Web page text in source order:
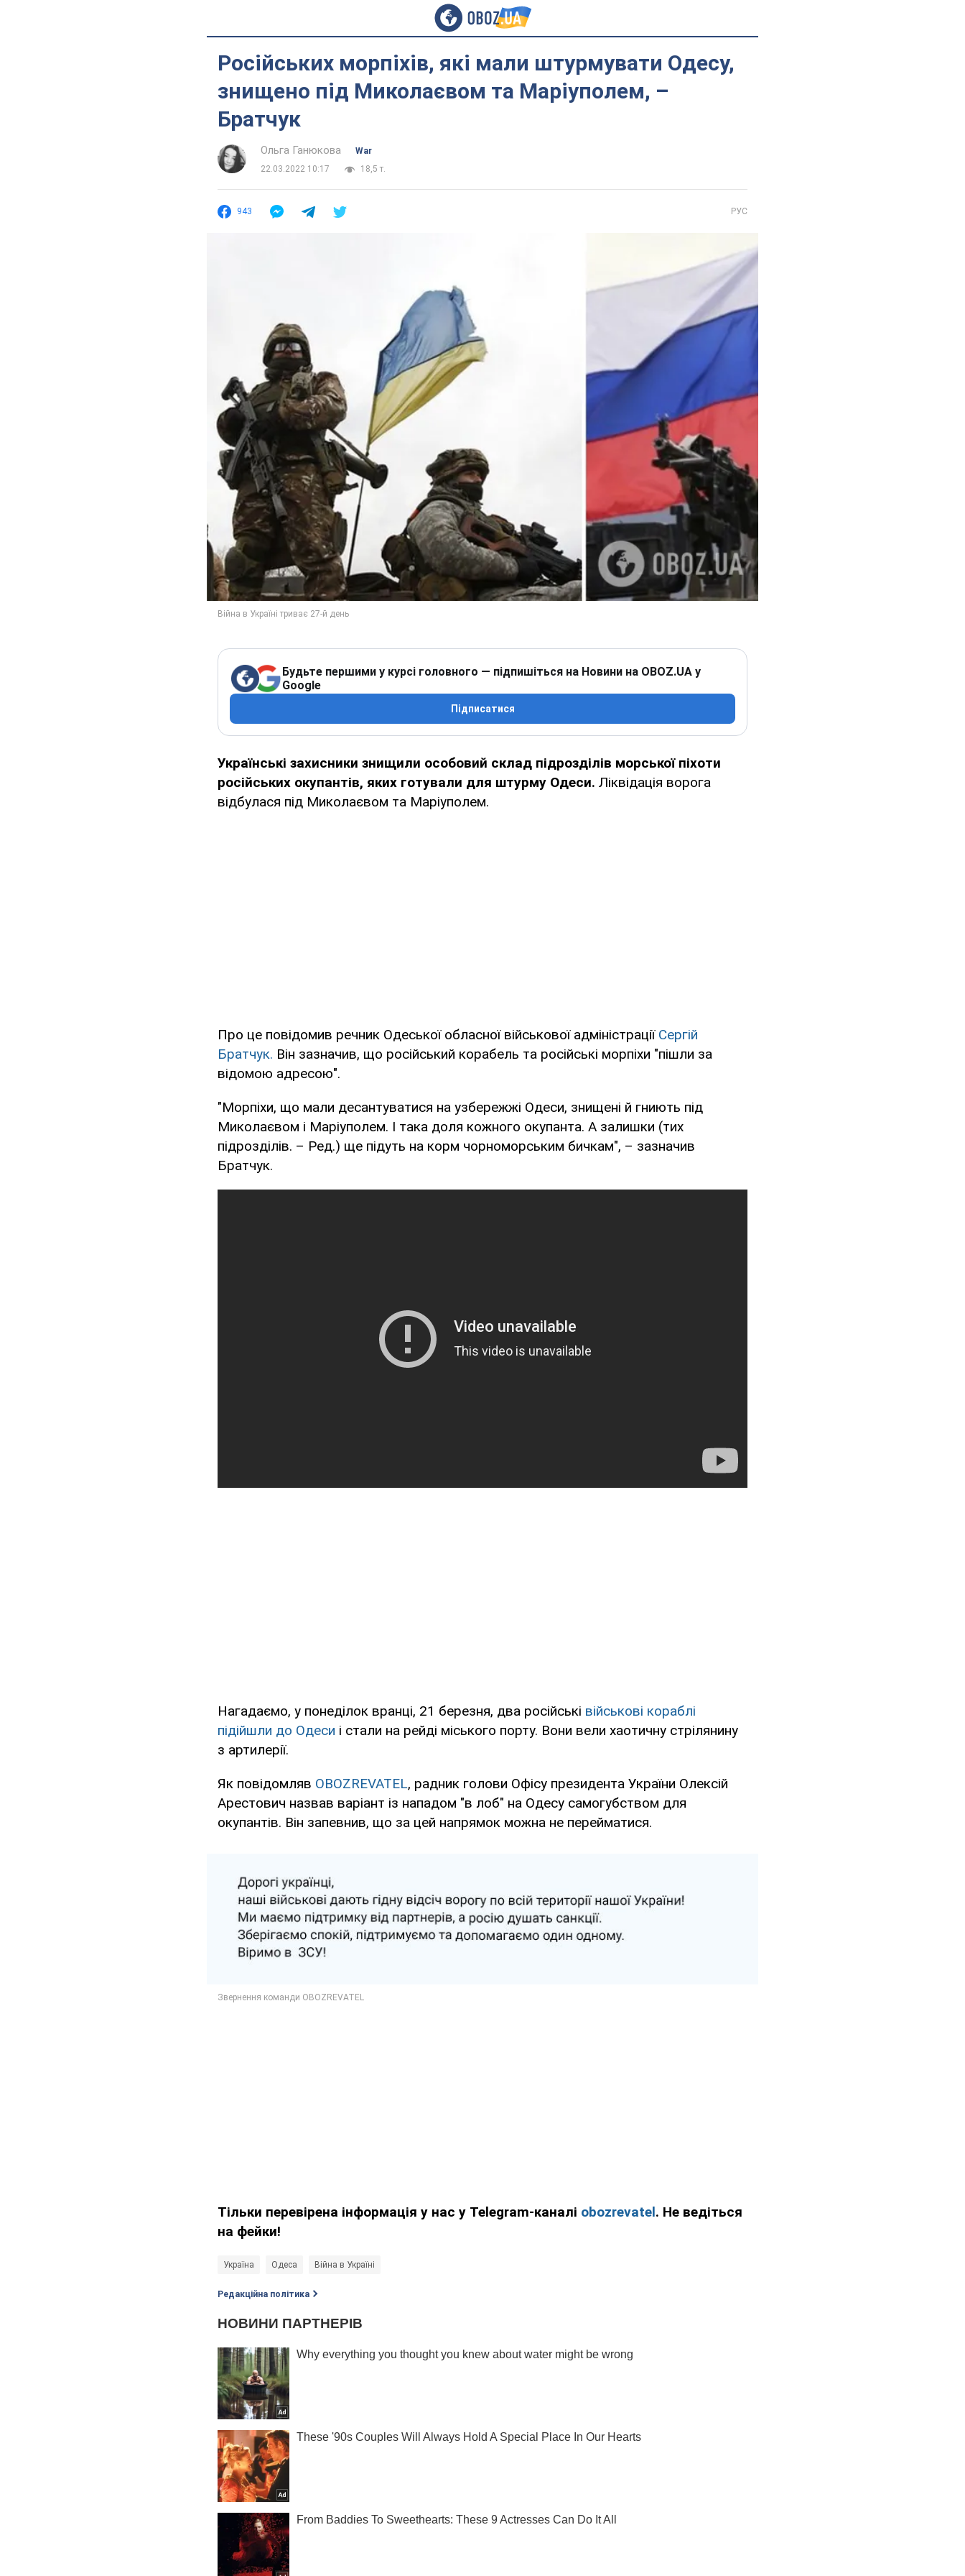
Російських морпіхів, які мали штурмувати Одесу,
знищено під Миколаєвом та Маріуполем, –
Братчук
Ольга Ганюкова
War
22.03.2022 10:17
18,5 т.
943 РУС
Будьте першими у курсі головного — підпишіться на Новини на OBOZ.UA у
Google
Підписатися
Українські захисники знищили особовий склад підрозділів морської піхоти
російських окупантів, яких готували для штурму Одеси. Ліквідація ворога
відбулася під Миколаєвом та Маріуполем.
Про це повідомив речник Одеської обласної військової адміністрації Сергій
Братчук. Він зазначив, що російський корабель та російські морпіхи "пішли за
відомою адресою".
"Морпіхи, що мали десантуватися на узбережжі Одеси, знищені й гниють під
Миколаєвом і Маріуполем. І така доля кожного окупанта. А залишки (тих
підрозділів. – Ред.) ще підуть на корм чорноморським бичкам", – зазначив
Братчук.
Нагадаємо, у понеділок вранці, 21 березня, два російські військові кораблі
підійшли до Одеси і стали на рейді міського порту. Вони вели хаотичну стрілянину
з артилерії.
Як повідомляв OBOZREVATEL, радник голови Офісу президента України Олексій
Арестович назвав варіант із нападом "в лоб" на Одесу самогубством для
окупантів. Він запевнив, що за цей напрямок можна не перейматися.
Тільки перевірена інформація у нас у Telegram-каналі obozrevatel. Не ведіться
на фейки!
Україна Одеса Війна в Україні
Редакційна політика